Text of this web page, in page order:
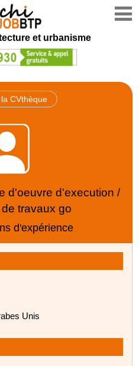
et urbanisme
CVthèque
d'oeuvre d'execution /
travaux go
d'expérience
Unis